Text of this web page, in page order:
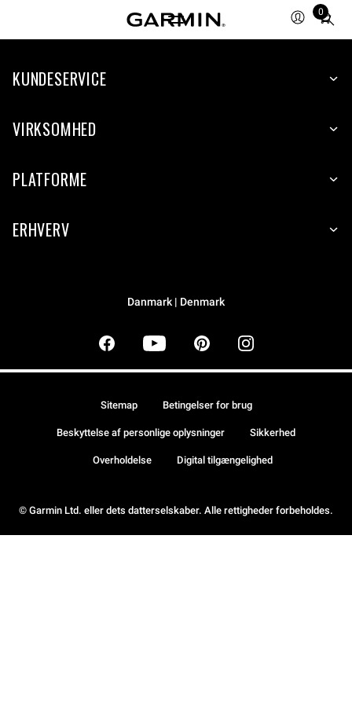
0
Total
items
cart:
KUNDESERVICE
VIRKSOMHED
PLATFORME
ERHVERV
Danmark | Denmark
© Garmin Ltd. eller dets datterselskaber. Alle rettigheder forbeholdes.
Sitemap Betingelser for brug
Beskyttelse af personlige oplysninger Sikkerhed
Overholdelse Digital tilgængelighed